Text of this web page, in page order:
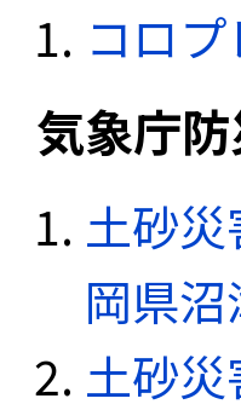
コロ
気象庁
土砂
岡県沼
土砂